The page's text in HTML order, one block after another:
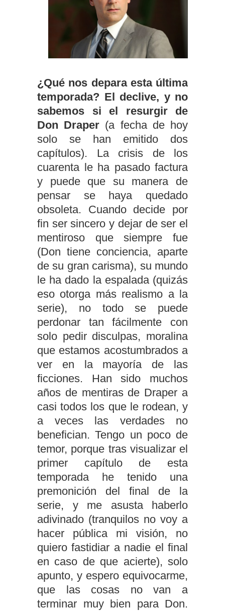
¿Qué nos depara esta última
temporada? El declive, y no
sabemos si el resurgir de
Don Draper (a fecha de hoy
solo se han emitido dos
capítulos). La crisis de los
cuarenta le ha pasado factura
y puede que su manera de
pensar se haya quedado
obsoleta. Cuando decide por
fin ser sincero y dejar de ser el
mentiroso que siempre fue
(Don tiene conciencia, aparte
de su gran carisma), su mundo
le ha dado la espalada (quizás
eso otorga más realismo a la
serie), no todo se puede
perdonar tan fácilmente con
solo pedir disculpas, moralina
que estamos acostumbrados a
ver en la mayoría de las
ficciones. Han sido muchos
años de mentiras de Draper a
casi todos los que le rodean, y
a veces las verdades no
benefician. Tengo un poco de
temor, porque tras visualizar el
primer capítulo de esta
temporada he tenido una
premonición del final de la
serie, y me asusta haberlo
adivinado (tranquilos no voy a
hacer pública mi visión, no
quiero fastidiar a nadie el final
en caso de que acierte), solo
apunto, y espero equivocarme,
que las cosas no van a
terminar muy bien para Don.